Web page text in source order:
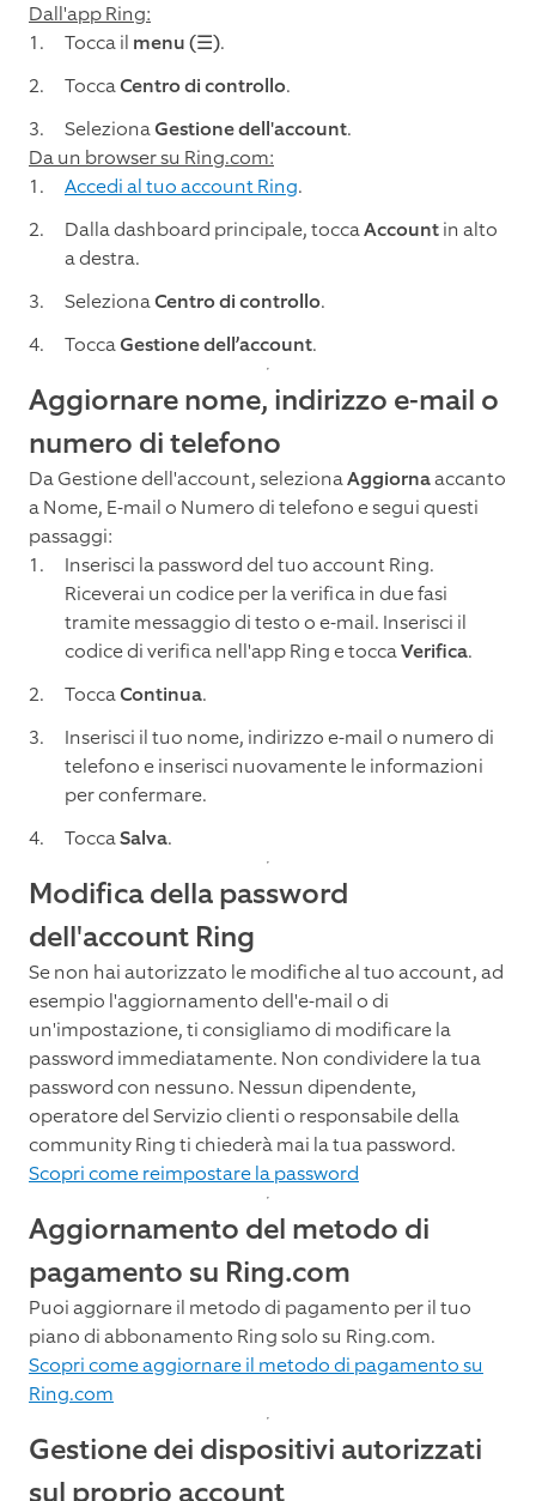
Dall'app Ring:
Tocca il menu (☰).
ToccaCentro di controllo.
SelezionaGestione dell'account.
Da un browser su Ring.com:
Accedi al tuo account Ring.
Dalla dashboard principale, toccaAccountin alto
a destra.
SelezionaCentro di controllo.
ToccaGestione dell’account.
Aggiornare nome, indirizzo e-mail o
numero di telefono
Da Gestione dell'account, selezionaAggiornaaccanto
a Nome, E-mail o Numero di telefono e segui questi
passaggi:
Inserisci la password del tuo account Ring.
Riceverai un codice per la verifica in due fasi
tramite messaggio di testo o e-mail. Inserisci il
codice di verifica nell'app Ring e toccaVerifica.
ToccaContinua.
Inserisci il tuo nome, indirizzo e-mail o numero di
telefono e inserisci nuovamente le informazioni
per confermare.
ToccaSalva.
Modifica della password
dell'account Ring
Se non hai autorizzato le modifiche al tuo account, ad
esempio l'aggiornamento dell'e-mail o di
un'impostazione, ti consigliamo di modificare la
password immediatamente. Non condividere la tua
password con nessuno. Nessun dipendente,
operatore del Servizio clienti o responsabile della
community Ring ti chiederà mai la tua password.
Scopri come reimpostare la password
Aggiornamento del metodo di
pagamento su Ring.com
Puoi aggiornare il metodo di pagamento per il tuo
piano di abbonamento Ring solo su Ring.com.
Scopri come aggiornare il metodo di pagamento su
Ring.com
Gestione dei dispositivi autorizzati
sul proprio account